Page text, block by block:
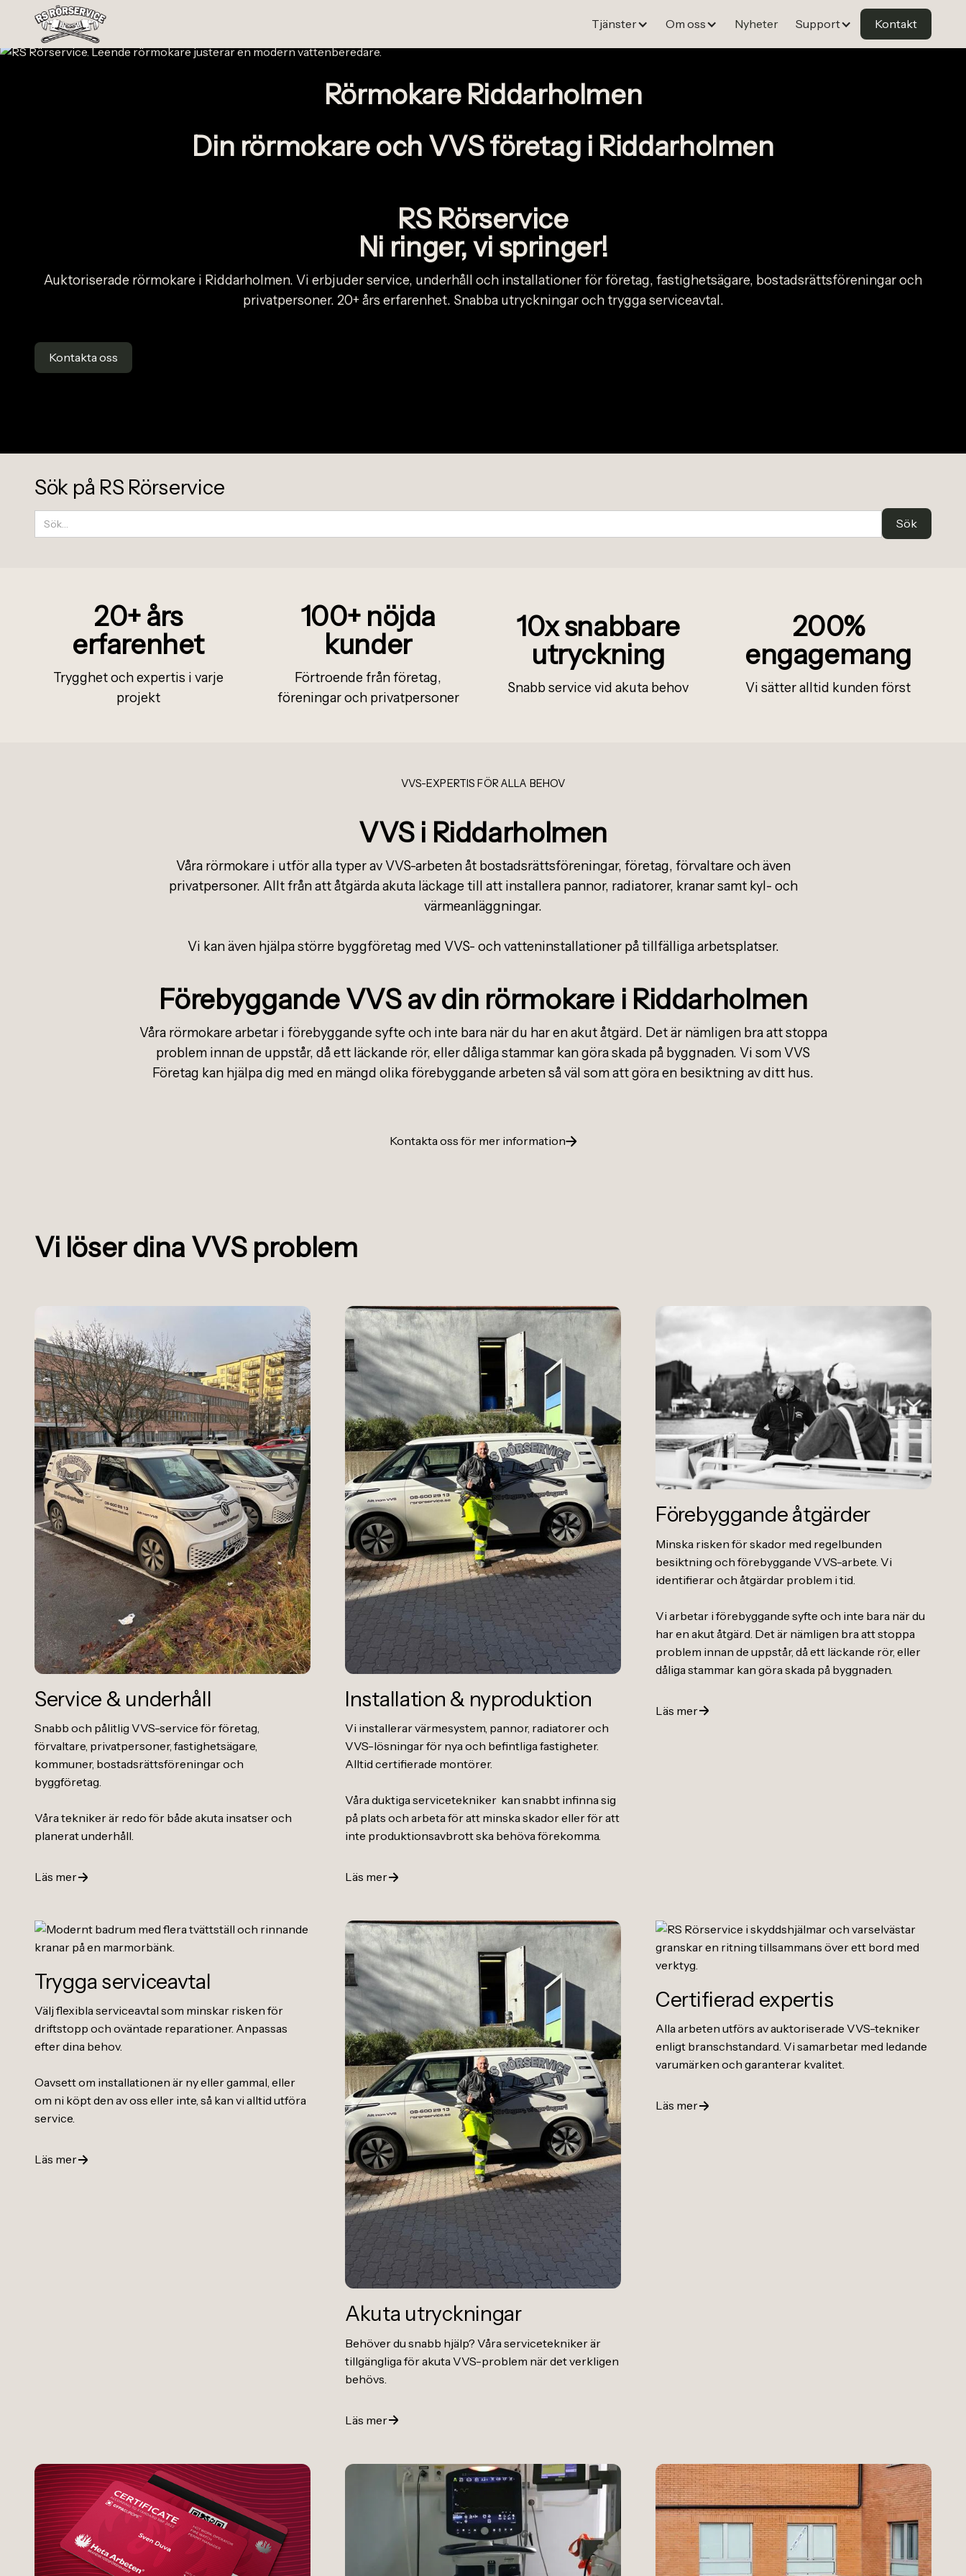
Tjänster Om oss Nyheter Support Kontakt
Rörmokare Riddarholmen
Din rörmokare och VVS företag i Riddarholmen
RS Rörservice
Ni ringer, vi springer!
Auktoriserade rörmokare i Riddarholmen. Vi erbjuder service, underhåll och installationer för företag, fastighetsägare, bostadsrättsföreningar och
privatpersoner. 20+ års erfarenhet. Snabba utryckningar och trygga serviceavtal.
Kontakta oss
Sök på RS Rörservice
20+års
erfarenhet
Trygghet och expertis i varje
projekt
100+ nöjda
kunder
Förtroende från företag,
föreningar och privatpersoner
10x snabbare
utryckning
Snabb service vid akuta behov
200%
engagemang
Vi sätter alltid kunden först
VVS-EXPERTIS FÖR ALLA BEHOV
VVS i Riddarholmen
Våra rörmokare i utför alla typer av VVS-arbeten åt bostadsrättsföreningar, företag, förvaltare och även
privatpersoner. Allt från att åtgärda akuta läckage till att installera pannor, radiatorer, kranar samt kyl- och
värmeanläggningar.
Vi kan även hjälpa större byggföretag med VVS- och vatteninstallationer på tillfälliga arbetsplatser.
Förebyggande VVS av din rörmokare i Riddarholmen
Våra rörmokare arbetar i förebyggande syfte och inte bara när du har en akut åtgärd. Det är nämligen bra att stoppa
problem innan de uppstår, då ett läckande rör, eller dåliga stammar kan göra skada på byggnaden. Vi som VVS
Företag kan hjälpa dig med en mängd olika förebyggande arbeten så väl som att göra en besiktning av ditt hus.
Kontakta oss för mer information
Vi löser dina VVS problem
Service & underhåll
Snabb och pålitlig VVS-service för företag,
förvaltare, privatpersoner, fastighetsägare,
kommuner, bostadsrättsföreningar och
byggföretag.
Våra tekniker är redo för både akuta insatser och
planerat underhåll.
Läs mer
Installation & nyproduktion
Vi installerar värmesystem, pannor, radiatorer och
VVS-lösningar för nya och befintliga fastigheter.
Alltid certifierade montörer.
Våra duktiga servicetekniker kan snabbt infinna sig
på plats och arbeta för att minska skador eller för att
inte produktionsavbrott ska behöva förekomma.
Läs mer
Förebyggande åtgärder
Minska risken för skador med regelbunden
besiktning och förebyggande VVS-arbete. Vi
identifierar och åtgärdar problem i tid.
Vi arbetar i förebyggande syfte och inte bara när du
har en akut åtgärd. Det är nämligen bra att stoppa
problem innan de uppstår, då ett läckande rör, eller
dåliga stammar kan göra skada på byggnaden.
Läs mer
Trygga serviceavtal
Välj flexibla serviceavtal som minskar risken för
driftstopp och oväntade reparationer. Anpassas
efter dina behov.
Oavsett om installationen är ny eller gammal, eller
om ni köpt den av oss eller inte, så kan vi alltid utföra
service.
Läs mer
Akuta utryckningar
Behöver du snabb hjälp? Våra servicetekniker är
tillgängliga för akuta VVS-problem när det verkligen
behövs.
Läs mer
Certifierad expertis
Alla arbeten utförs av auktoriserade VVS-tekniker
enligt branschstandard. Vi samarbetar med ledande
varumärken och garanterar kvalitet.
Läs mer